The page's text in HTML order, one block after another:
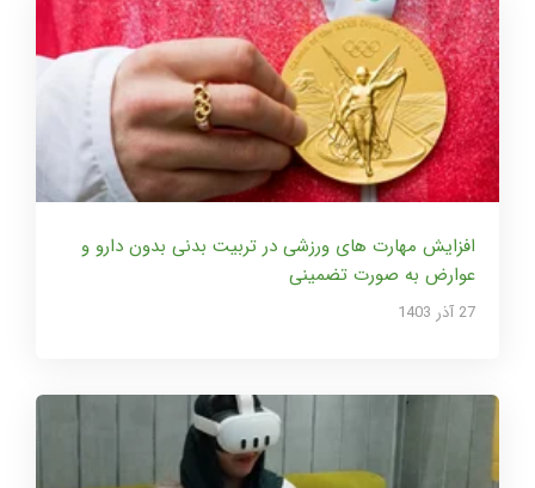
افزایش مهارت های ورزشی در تربیت بدنی بدون دارو و
عوارض به صورت تضمینی
27 آذر 1403